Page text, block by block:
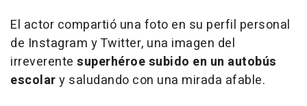
El actor compartió una foto en su perfil personal
de Instagram y Twitter, una imagen del
irreverente superhéroe subido en un autobús
escolary saludando con una mirada afable.